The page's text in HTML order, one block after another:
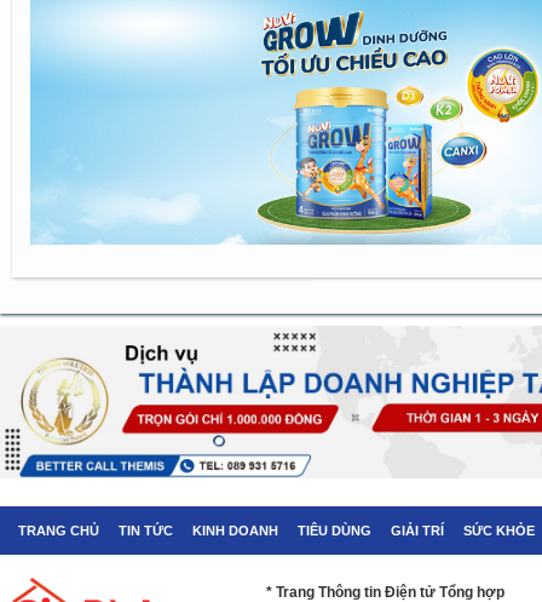
TRANG CHỦ TIN TỨC KINH DOANH TIÊU DÙNG GIẢI TRÍ SỨC KHỎE
* Trang Thông tin Điện tử Tổng hợp